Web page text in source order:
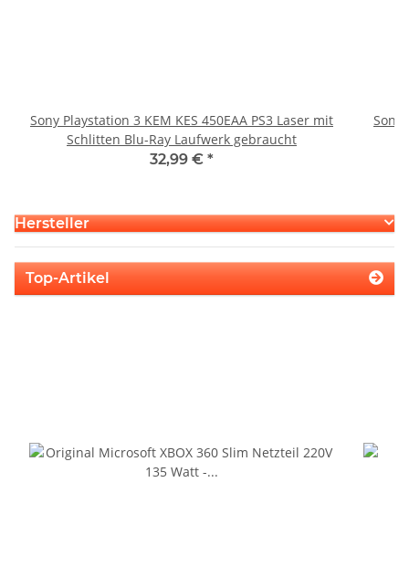
Sony Playstation 3 KEM KES 450EAA PS3 Laser mit
Schlitten Blu-Ray Laufwerk gebraucht
32,99 € *
Sony
Hersteller
Top-Artikel